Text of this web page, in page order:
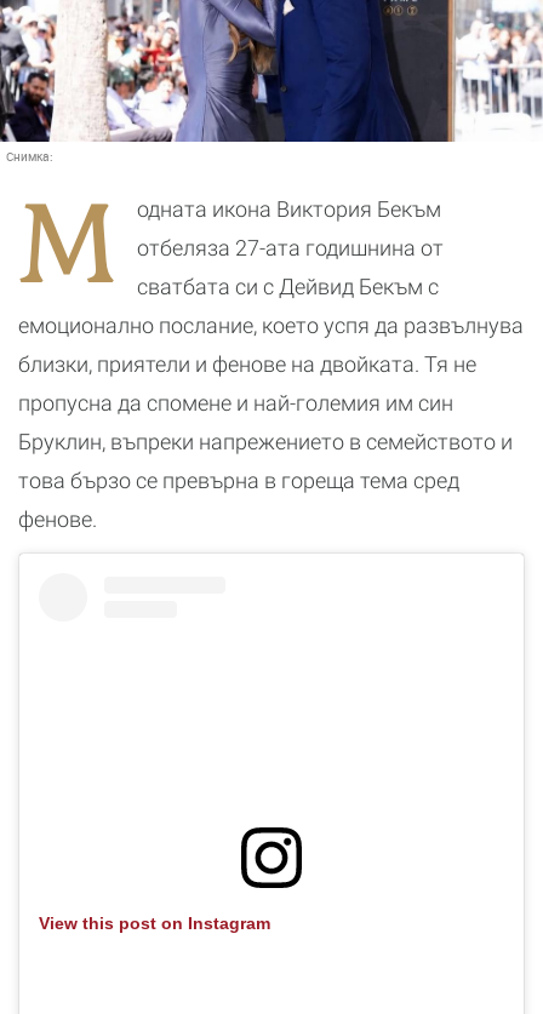
Снимка:
М
одната икона Виктория Бекъм
отбеляза 27-ата годишнина от
сватбата си с Дейвид Бекъм с
емоционално послание, което успя да развълнува
близки, приятели и фенове на двойката. Тя не
пропусна да спомене и най-големия им син
Бруклин, въпреки напрежението в семейството и
това бързо се превърна в гореща тема сред
фенове.
View this post on Instagram